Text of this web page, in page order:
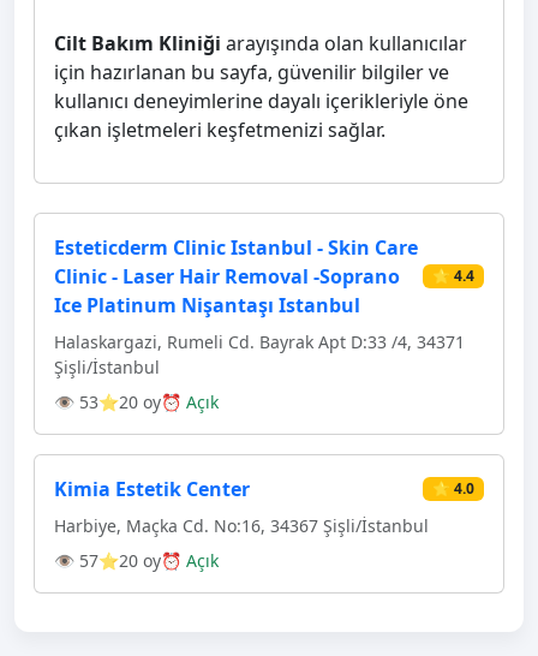
Cilt Bakım Kliniği arayışında olan kullanıcılar
için hazırlanan bu sayfa, güvenilir bilgiler ve
kullanıcı deneyimlerine dayalı içerikleriyle öne
çıkan işletmeleri keşfetmenizi sağlar.
Esteticderm Clinic Istanbul - Skin Care
Clinic - Laser Hair Removal -Soprano
Ice Platinum Nişantaşı Istanbul
⭐ 4.4
Halaskargazi, Rumeli Cd. Bayrak Apt D:33 /4, 34371
Şişli/İstanbul
👁 53⭐20 oy⏰ Açık
Kimia Estetik Center ⭐ 4.0
Harbiye, Maçka Cd. No:16, 34367 Şişli/İstanbul
👁 57⭐20 oy⏰ Açık